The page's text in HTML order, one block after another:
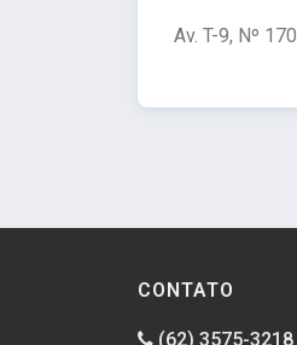
Av. T-9, Nº
CONTATO
(62) 3575-3218